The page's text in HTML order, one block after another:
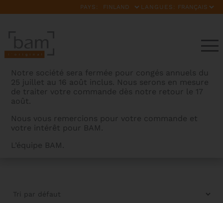
PAYS: LANGUES:
Notre société sera fermée pour congés annuels du
25 juillet au 16 août inclus. Nous serons en mesure
de traiter votre commande dès notre retour le 17
août.
Nous vous remercions pour votre commande et
votre intérêt pour BAM.
L’équipe BAM.